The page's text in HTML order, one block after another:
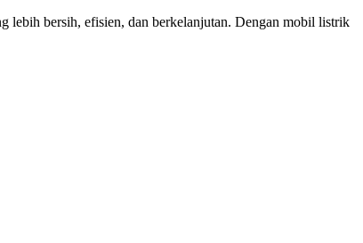
lebih bersih, efisien, dan berkelanjutan. Dengan mobil listrik